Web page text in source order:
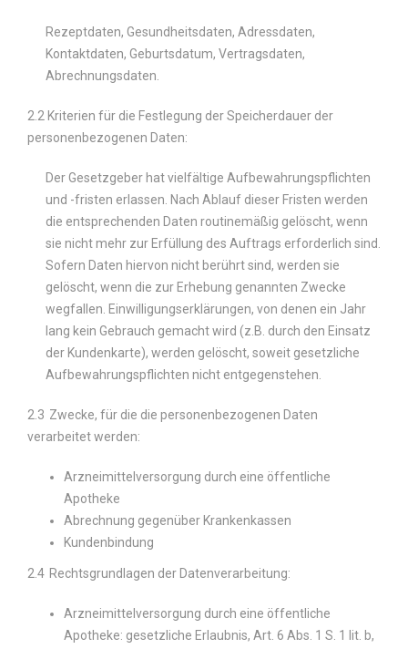
Rezeptdaten, Gesundheitsdaten, Adressdaten,
Kontaktdaten, Geburtsdatum, Vertragsdaten,
Abrechnungsdaten.
2.2 Kriterien für die Festlegung der Speicherdauer der
personenbezogenen Daten:
Der Gesetzgeber hat vielfältige Aufbewahrungspflichten
und -fristen erlassen. Nach Ablauf dieser Fristen werden
die entsprechenden Daten routinemäßig gelöscht, wenn
sie nicht mehr zur Erfüllung des Auftrags erforderlich sind.
Sofern Daten hiervon nicht berührt sind, werden sie
gelöscht, wenn die zur Erhebung genannten Zwecke
wegfallen. Einwilligungserklärungen, von denen ein Jahr
lang kein Gebrauch gemacht wird (z.B. durch den Einsatz
der Kundenkarte), werden gelöscht, soweit gesetzliche
Aufbewahrungspflichten nicht entgegenstehen.
2.3 Zwecke, für die die personenbezogenen Daten
verarbeitet werden:
Arzneimittelversorgung durch eine öffentliche
Apotheke
Abrechnung gegenüber Krankenkassen
Kundenbindung
2.4 Rechtsgrundlagen der Datenverarbeitung:
Arzneimittelversorgung durch eine öffentliche
Apotheke: gesetzliche Erlaubnis, Art. 6 Abs. 1 S. 1 lit. b,